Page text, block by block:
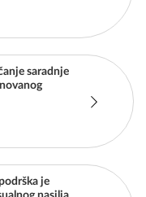
saradnje
je